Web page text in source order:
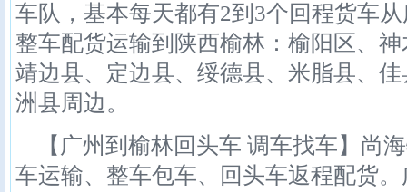
车队，基本每天都有2到3个回程货车
整车配货运输到陕西榆林：榆阳区、
靖边县、定边县、绥德县、米脂县、
洲县周边。
【广州到榆林回头车 调车找车】尚
车运输、整车包车、回头车返程配货